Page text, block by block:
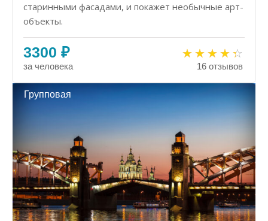
старинными фасадами, и покажет необычные арт-
объекты.
3300 ₽
за человека 16 отзывов
Групповая